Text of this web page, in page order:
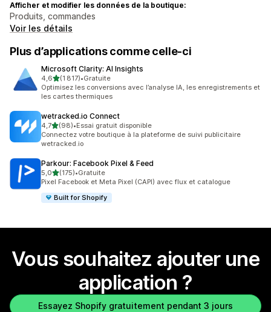
Afficher et modifier les données de la boutique:
Produits, commandes
Voir les détails
Plus d’applications comme celle-ci
Microsoft Clarity: AI Insights
4,6étoile(s) sur 5
(1 817)
1817 avis au total
•Gratuite
Optimisez les conversions avec l’analyse IA, les enregistrements et
les cartes thermiques
wetracked.io Connect
4,7étoile(s) sur 5
(98)
98 avis au total
•Essai gratuit disponible
Connectez votre boutique à la plateforme de suivi publicitaire
wetracked.io
Parkour: Facebook Pixel & Feed
5,0étoile(s) sur 5
(175)
175 avis au total
•Gratuite
Pixel Facebook et Meta Pixel (CAPI) avec flux et catalogue
Built for Shopify
Vous souhaitez ajouter une
application ?
Essayez Shopify gratuitement pendant 3 jours